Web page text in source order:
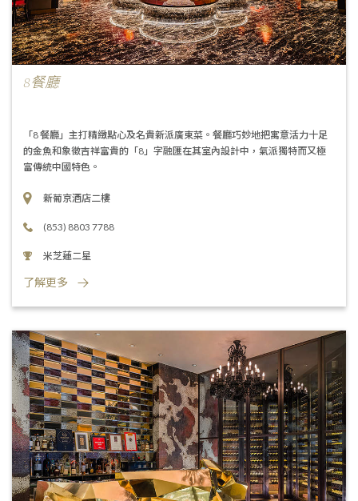
8餐廳
「8 餐廳」主打精緻點心及名貴新派廣東菜。餐廳巧妙地把寓意活力十足
的金魚和象徵吉祥富貴的「8」字融匯在其室內設計中，氣派獨特而又極
富傳統中國特色。
新葡京酒店二樓
(853) 8803 7788
米芝蓮二星
了解更多